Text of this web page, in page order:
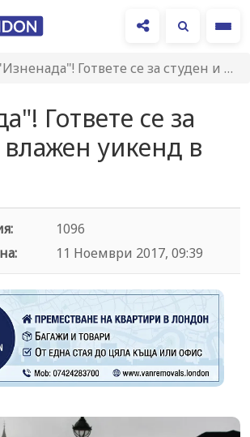
Гответе се за студен и влажен уикенд в Лондон!
Гответе се за
уикенд в
1096
11 Ноември 2017, 09:39